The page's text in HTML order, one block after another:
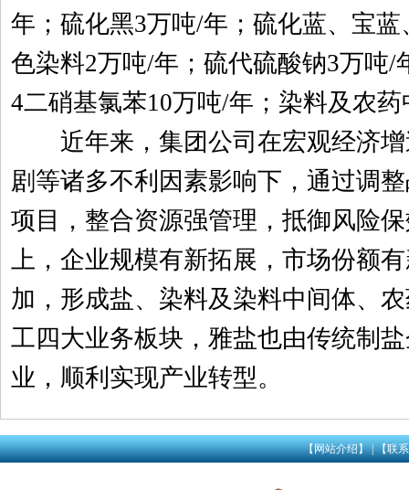
年；硫化黑3万吨/年；硫化蓝、宝
色染料2万吨/年；硫代硫酸钠3万吨/
4二硝基氯苯10万吨/年；染料及农
近年来，集团公司在宏观经济增
剧等诸多不利因素影响下，通过调
项目，整合资源强管理，抵御风险
上，企业规模有新拓展，市场份额
加，形成盐、染料及染料中间体、
工四大业务板块，雅盐也由传统制
业，顺利实现产业转型。
【网站介绍】|【联